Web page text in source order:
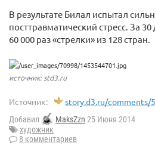
В результате Билал испытал
посттравматический стресс. За
60 000 раз «стрелки» из 128 стран.
источник: std3.ru
Источник: story.d3.ru/comments/
Добавил MaksZzn 25 Июня 2014
художник
8 комментариев